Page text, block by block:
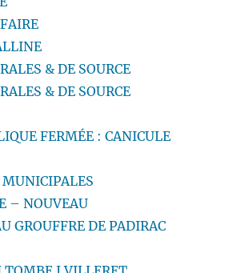
& DE SOURCE
& DE SOURCE
FERMÉE : CANICULE
– NOUVEAU
GROUFFRE DE PADIRAC